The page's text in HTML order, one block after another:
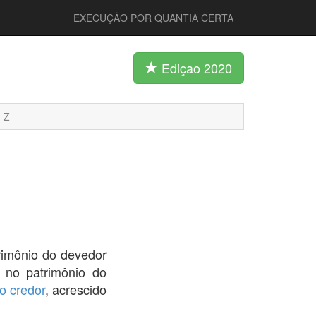
EXECUÇÃO POR QUANTIA CERTA
Ediçao 2020
Z
do devedor
patrimônio do
credor, acrescido